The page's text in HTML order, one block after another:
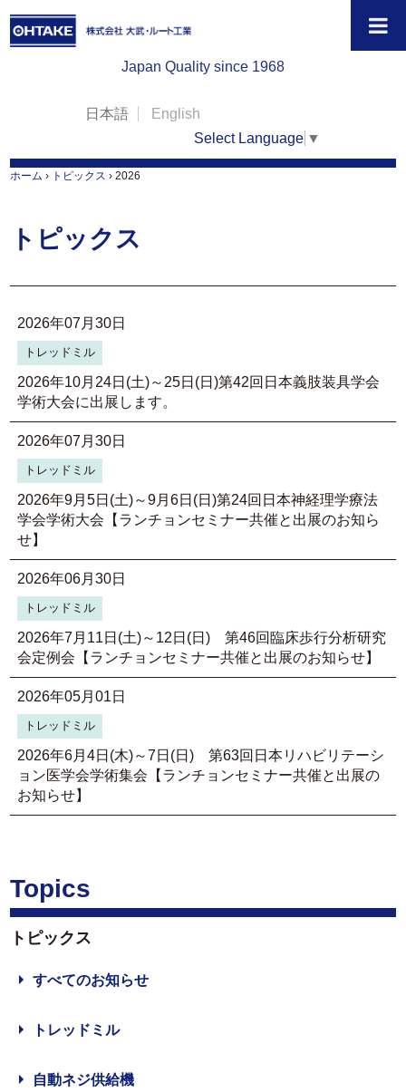
Japan Quality since 1968
日本語
English
Select Language ▼
ホーム › トピックス › 2026
トピックス
2026年07月30日
トレッドミル
2026年10月24日(土)～25日(日)第42回日本義肢装具学会
学術大会に出展します。
2026年07月30日
トレッドミル
2026年9月5日(土)～9月6日(日)第24回日本神経理学療法
学会学術大会【ランチョンセミナー共催と出展のお知ら
せ】
2026年06月30日
トレッドミル
2026年7月11日(土)～12日(日) 第46回臨床歩行分析研究
会定例会【ランチョンセミナー共催と出展のお知らせ】
2026年05月01日
トレッドミル
2026年6月4日(木)～7日(日) 第63回日本リハビリテーシ
ョン医学会学術集会【ランチョンセミナー共催と出展の
お知らせ】
Topics
トピックス
すべてのお知らせ
トレッドミル
自動ネジ供給機